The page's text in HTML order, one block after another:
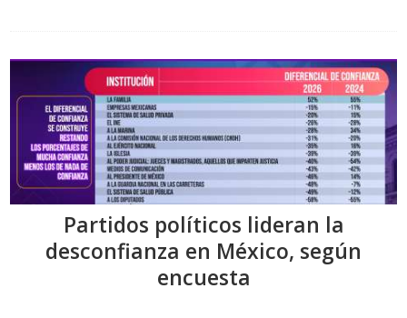
Partidos políticos lideran la
desconfianza en México, según
encuesta